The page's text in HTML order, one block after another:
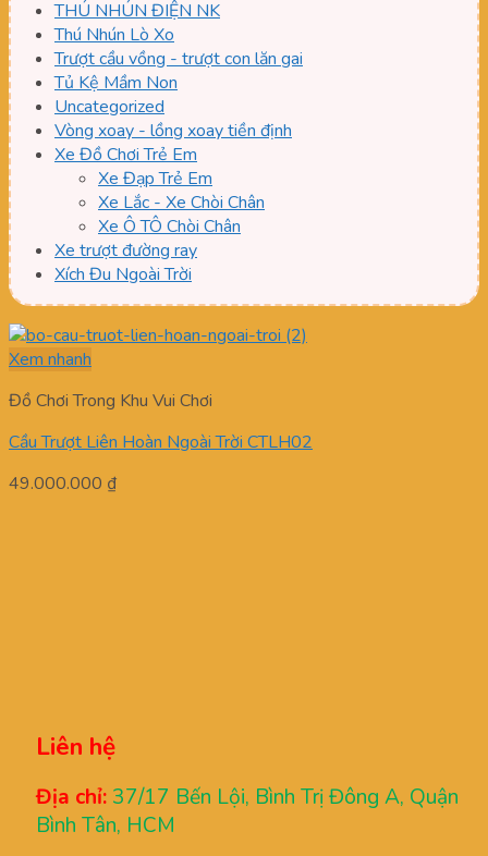
THÚ NHÚN ĐIỆN NK
Thú Nhún Lò Xo
Trượt cầu vồng - trượt con lăn gai
Tủ Kệ Mầm Non
Uncategorized
Vòng xoay - lồng xoay tiền định
Xe Đồ Chơi Trẻ Em
Xe Đạp Trẻ Em
Xe Lắc - Xe Chòi Chân
Xe Ô TÔ Chòi Chân
Xe trượt đường ray
Xích Đu Ngoài Trời
Xem nhanh
Đồ Chơi Trong Khu Vui Chơi
Cầu Trượt Liên Hoàn Ngoài Trời CTLH02
49.000.000 ₫
Liên hệ
Địa chỉ: 37/17 Bến Lội, Bình Trị Đông A, Quận
Bình Tân, HCM